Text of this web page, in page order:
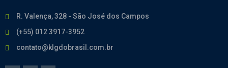
R. Valença, 328 - São José dos Campos
(+55) 012 3917-3952
contato@klgdobrasil.com.br